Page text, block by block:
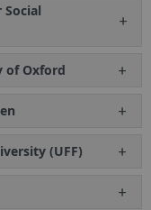
of Oxford
(UFF)